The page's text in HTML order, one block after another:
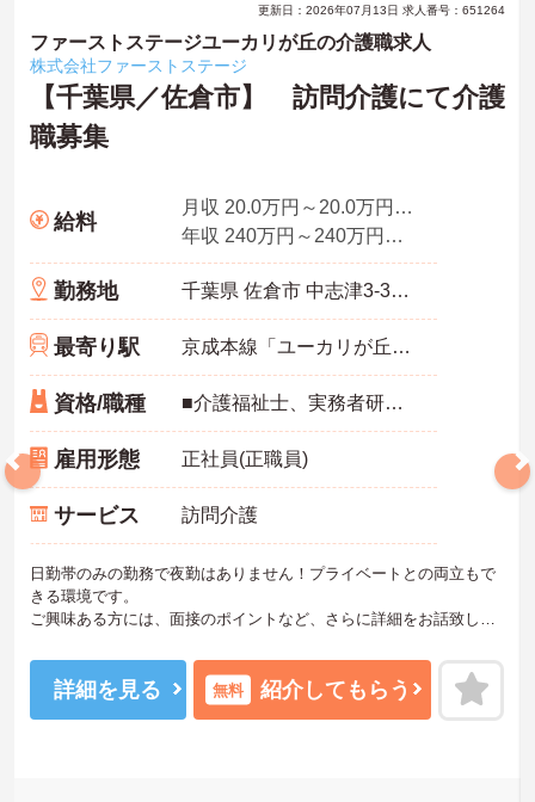
更新日：2026年07月13日 求人番号：651264
ファーストステージユーカリが丘の介護職求人
株式会社ファーストステージ
【千葉県／佐倉市】 訪問介護にて介護
職募集
給料
月収 20.0万円～20.0万円程度
年収 240万円～240万円程度
勤務地 千葉県 佐倉市 中志津3-34-11
最寄り駅 京成本線「ユーカリが丘駅」徒歩12分
資格/職種 ■介護福祉士、実務者研修（ホームヘルパー1級）、介護職員初任者研修（ホームヘルパー2級） ※普通自動車免許がある方は尚良し ※無資格者・未経験者応相談
雇用形態 正社員(正職員)
サービス 訪問介護
日勤帯のみの勤務で夜勤はありません！プライベートとの両立もで
きる環境です。
ご興味ある方には、面接のポイントなど、さらに詳細をお話致しま
詳細を見る 無料 紹介してもらう